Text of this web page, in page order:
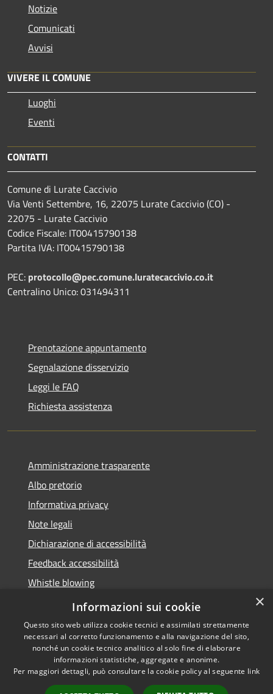
Notizie
Comunicati
Avvisi
VIVERE IL COMUNE
Luoghi
Eventi
CONTATTI
Comune di Lurate Caccivio
Via Venti Settembre, 16, 22075 Lurate Caccivio (CO) -
22075 - Lurate Caccivio
Codice Fiscale: IT00415790138
Partita IVA: IT00415790138
PEC: protocollo@pec.comune.luratecaccivio.co.it
Centralino Unico: 031494311
Prenotazione appuntamento
Segnalazione disservizio
Leggi le FAQ
Richiesta assistenza
Amministrazione trasparente
Albo pretorio
Informativa privacy
Note legali
Dichiarazione di accessibilità
Feedback accessibilità
Whistle blowing
Titolare potere sostitutivo
Accessibilità
Copyright © 2026 • Comune di
Lurate Caccivio • Powered by
×
Informazioni sui cookie
Questo sito web utilizza cookie tecnici e assimilati strettamente
necessari al corretto funzionamento e alla navigazione del sito,
nonché un cookie tecnico analitico al solo fine di elaborare
informazioni statistiche, aggregate e anonime.
Per maggiori dettagli, può consultare la cookie policy al seguente link